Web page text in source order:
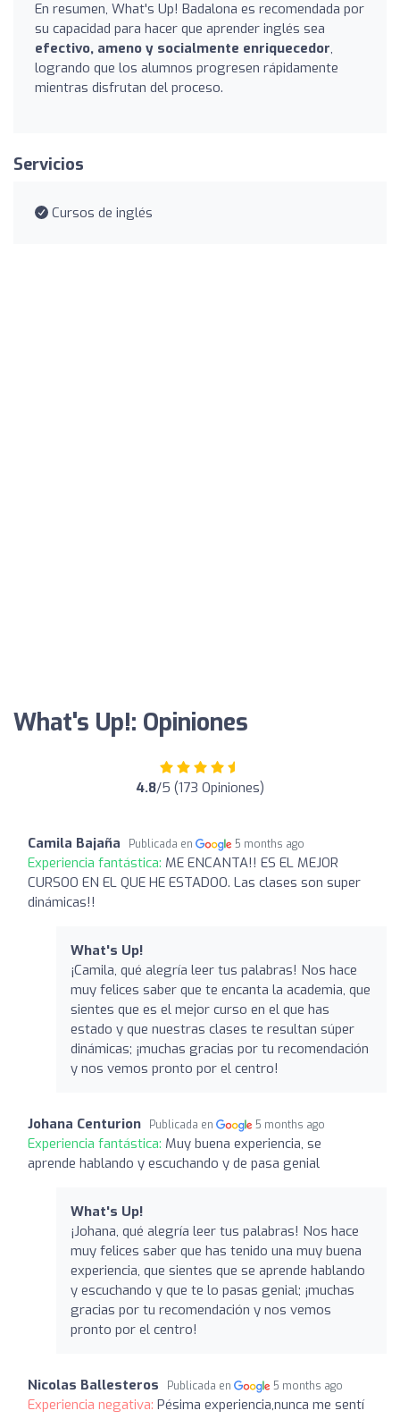
En resumen, What's Up! Badalona es recomendada por
su capacidad para hacer que aprender inglés sea
efectivo, ameno y socialmente enriquecedor,
logrando que los alumnos progresen rápidamente
mientras disfrutan del proceso.
Servicios
Cursos de inglés
What's Up!: Opiniones
4.8/5 (173 Opiniones)
Camila Bajaña Publicada en 5 months ago
Experiencia fantástica: ME ENCANTA!! ES EL MEJOR
CURSOO EN EL QUE HE ESTADOO. Las clases son super
dinámicas!!
What's Up!
¡Camila, qué alegría leer tus palabras! Nos hace
muy felices saber que te encanta la academia, que
sientes que es el mejor curso en el que has
estado y que nuestras clases te resultan súper
dinámicas; ¡muchas gracias por tu recomendación
y nos vemos pronto por el centro!
Johana Centurion Publicada en 5 months ago
Experiencia fantástica: Muy buena experiencia, se
aprende hablando y escuchando y de pasa genial
What's Up!
¡Johana, qué alegría leer tus palabras! Nos hace
muy felices saber que has tenido una muy buena
experiencia, que sientes que se aprende hablando
y escuchando y que te lo pasas genial; ¡muchas
gracias por tu recomendación y nos vemos
pronto por el centro!
Nicolas Ballesteros Publicada en 5 months ago
Experiencia negativa: Pésima experiencia,nunca me sentí